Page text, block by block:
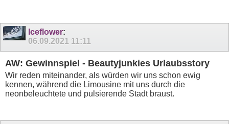
Iceflower:
06.09.2021 11:11
AW: Gewinnspiel - Beautyjunkies Urlaubsstory
Wir reden miteinander, als würden wir uns schon ewig
kennen, während die Limousine mit uns durch die
neonbeleuchtete und pulsierende Stadt braust.